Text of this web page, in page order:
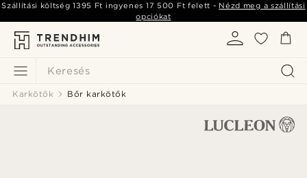
Keresés
Szállítási költség1395 Ft ingyenes 17 500 Ft felett - Nézd meg a szállítási
opciókat
Karkötők Bőr karkötők